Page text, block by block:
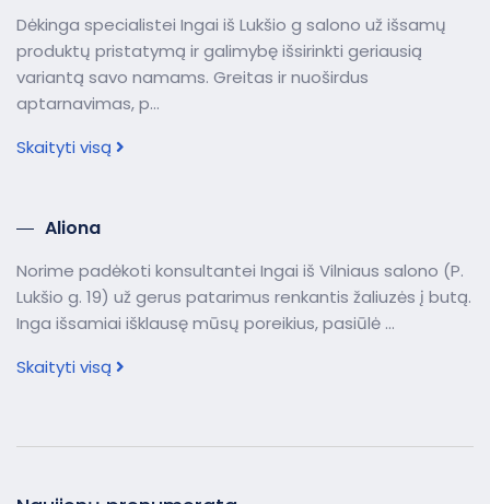
Dėkinga specialistei Ingai iš Lukšio g salono už išsamų
produktų pristatymą ir galimybę išsirinkti geriausią
variantą savo namams. Greitas ir nuoširdus
aptarnavimas, p...
Skaityti visą
Aliona
Norime padėkoti konsultantei Ingai iš Vilniaus salono (P.
Lukšio g. 19) už gerus patarimus renkantis žaliuzės į butą.
Inga išsamiai išklausę mūsų poreikius, pasiūlė ...
Skaityti visą